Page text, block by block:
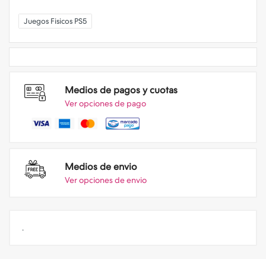
Juegos Fisicos PS5
Medios de pagos y cuotas
Ver opciones de pago
Medios de envio
Ver opciones de envio
.